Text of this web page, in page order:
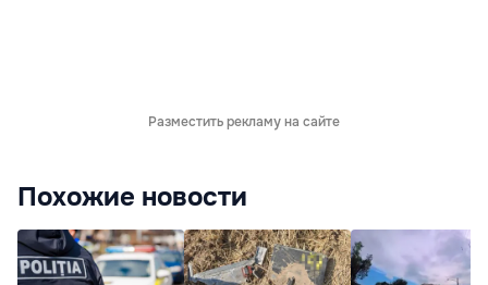
Разместить рекламу на сайте
Похожие новости